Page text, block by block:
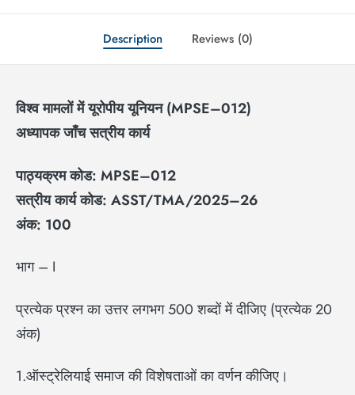
Description Reviews (0)
विश्व मामलों में यूरोपीय यूनियन (MPSE–012)
अध्यापक जाँच सत्रीय कार्य
पाठ्यक्रम कोड: MPSE–012
सत्रीय कार्य कोड: ASST/TMA/2025–26
अंक: 100
भाग – I
प्रत्येक प्रश्न का उत्तर लगभग 500 शब्दों में दीजिए (प्रत्येक 20
अंक)
1.ऑस्ट्रेलियाई समाज की विशेषताओं का वर्णन कीजिए।